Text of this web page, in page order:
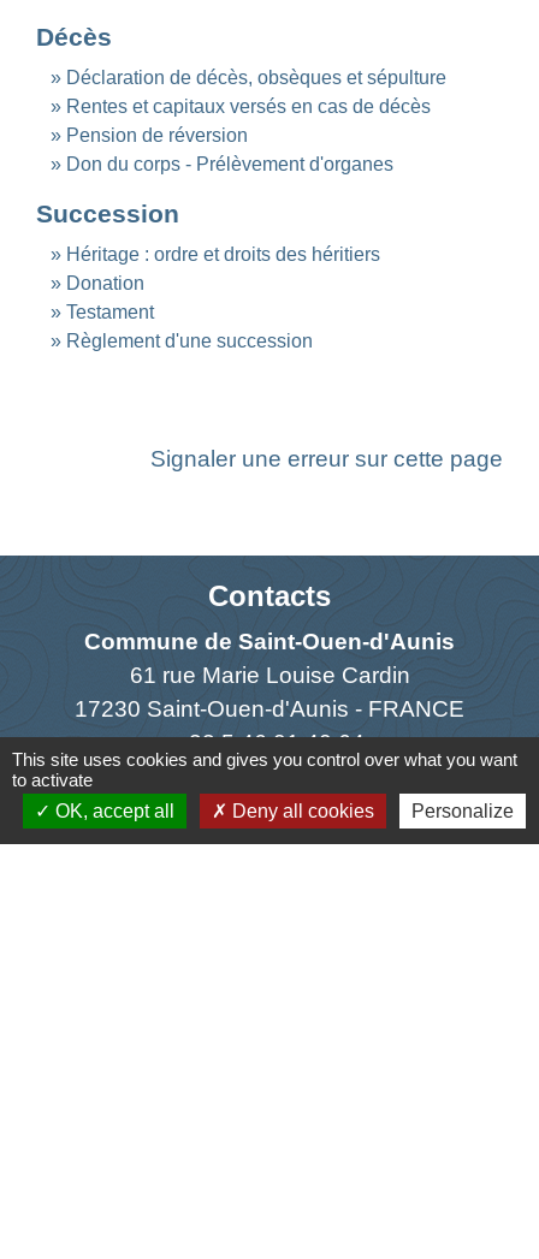
Décès
Déclaration de décès, obsèques et sépulture
Rentes et capitaux versés en cas de décès
Pension de réversion
Don du corps - Prélèvement d'organes
Succession
Héritage : ordre et droits des héritiers
Donation
Testament
Règlement d'une succession
Signaler une erreur sur cette page
Contacts
Commune de Saint-Ouen-d'Aunis
61 rue Marie Louise Cardin
17230 Saint-Ouen-d'Aunis - FRANCE
+33 5 46 01 40 64
This site uses cookies and gives you control over what you want
to activate
OK, accept all
Deny all cookies Personalize